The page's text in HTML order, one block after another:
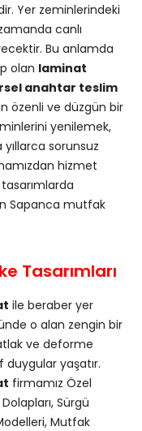
Yer zeminlerindeki
canlı
Bu anlamda
olan laminat
anahtar teslim
özenli ve düzgün bir
yenilemek,
sorunsuz
hizmet
Sapanca mutfak
Tasarımları
ile beraber yer
o alan zengin bir
ve deforme
yaşatır.
firmamız Özel
Sürgü
Mutfak